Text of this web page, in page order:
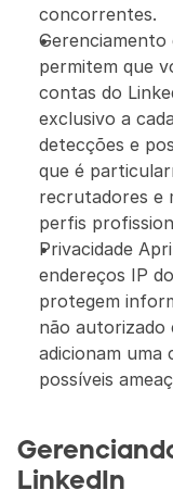
concorrentes.
Gerenciamento
permitem que
contas do
exclusivo a
detecções e
que é
recrutadores e
perfis
Privacidade
endereços IP
protegem
não autorizado
adicionam uma
possíveis
LinkedIn